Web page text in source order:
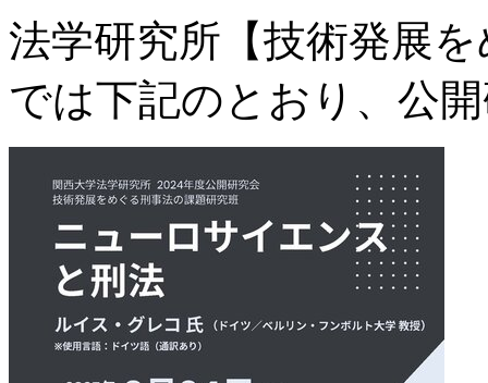
法学研究所【技術発展
では下記のとおり、公